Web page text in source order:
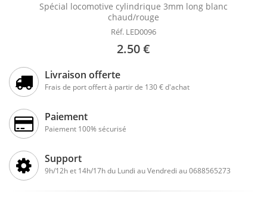
Spécial locomotive cylindrique 3mm long blanc
chaud/rouge
Réf. LED0096
2.50 €
Livraison offerte
Frais de port offert à partir de 130 € d'achat
Paiement
Paiement 100% sécurisé
Support
9h/12h et 14h/17h du Lundi au Vendredi au 0688565273